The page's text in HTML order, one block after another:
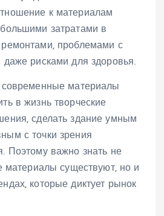
к материалам
затратами в
проблемами с
даже рисками для здоровья.
материалы
в жизнь творческие
сделать здание умным
с точки зрения
Поэтому важно знать не
материалы существуют, но и
которые диктует рынок